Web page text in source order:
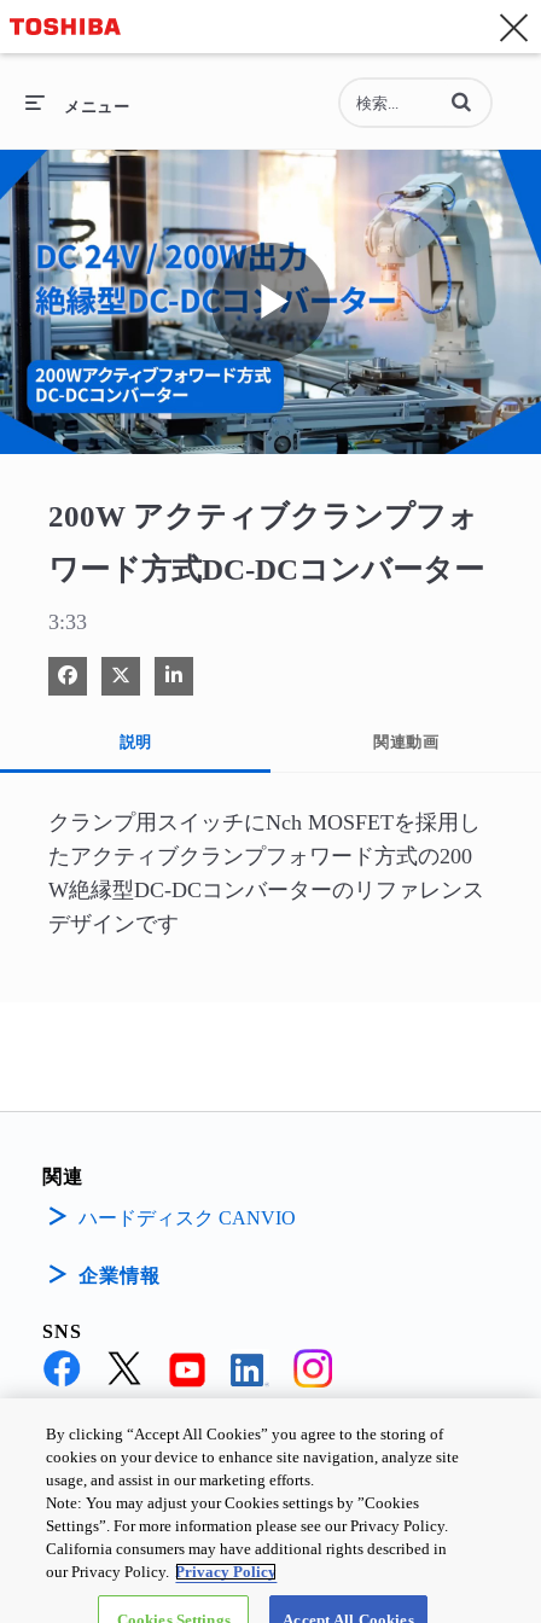
総合トップ
総合トップ
セミコンダクター
ストレージ
企業情報
採用情報
メニュー 動画の検索語句
Play
200W アクティブクランプフォ
ワード方式DC-DCコンバーター
3:33
Facebook で共有
Xで共有する
LinkedIn で共有
説明 関連動画
クランプ用スイッチにNch MOSFETを採用し
たアクティブクランプフォワード方式の200
W絶縁型DC-DCコンバーターのリファレンス
デザインです
関連
ハードディスク CANVIO
企業情報
SNS
個人情報保護方針 サイトのご利用条件
お問い合わせ
Copyright ©2026TOSHIBA ELECTRONIC DEVICES & STORAGE
By clicking “Accept All Cookies” you agree to the storing of
cookies on your device to enhance site navigation, analyze site
usage, and assist in our marketing efforts.
Note: You may adjust your Cookies settings by ”Cookies
Settings”. For more information please see our Privacy Policy.
California consumers may have additional rights described in
our Privacy Policy. Privacy Policy